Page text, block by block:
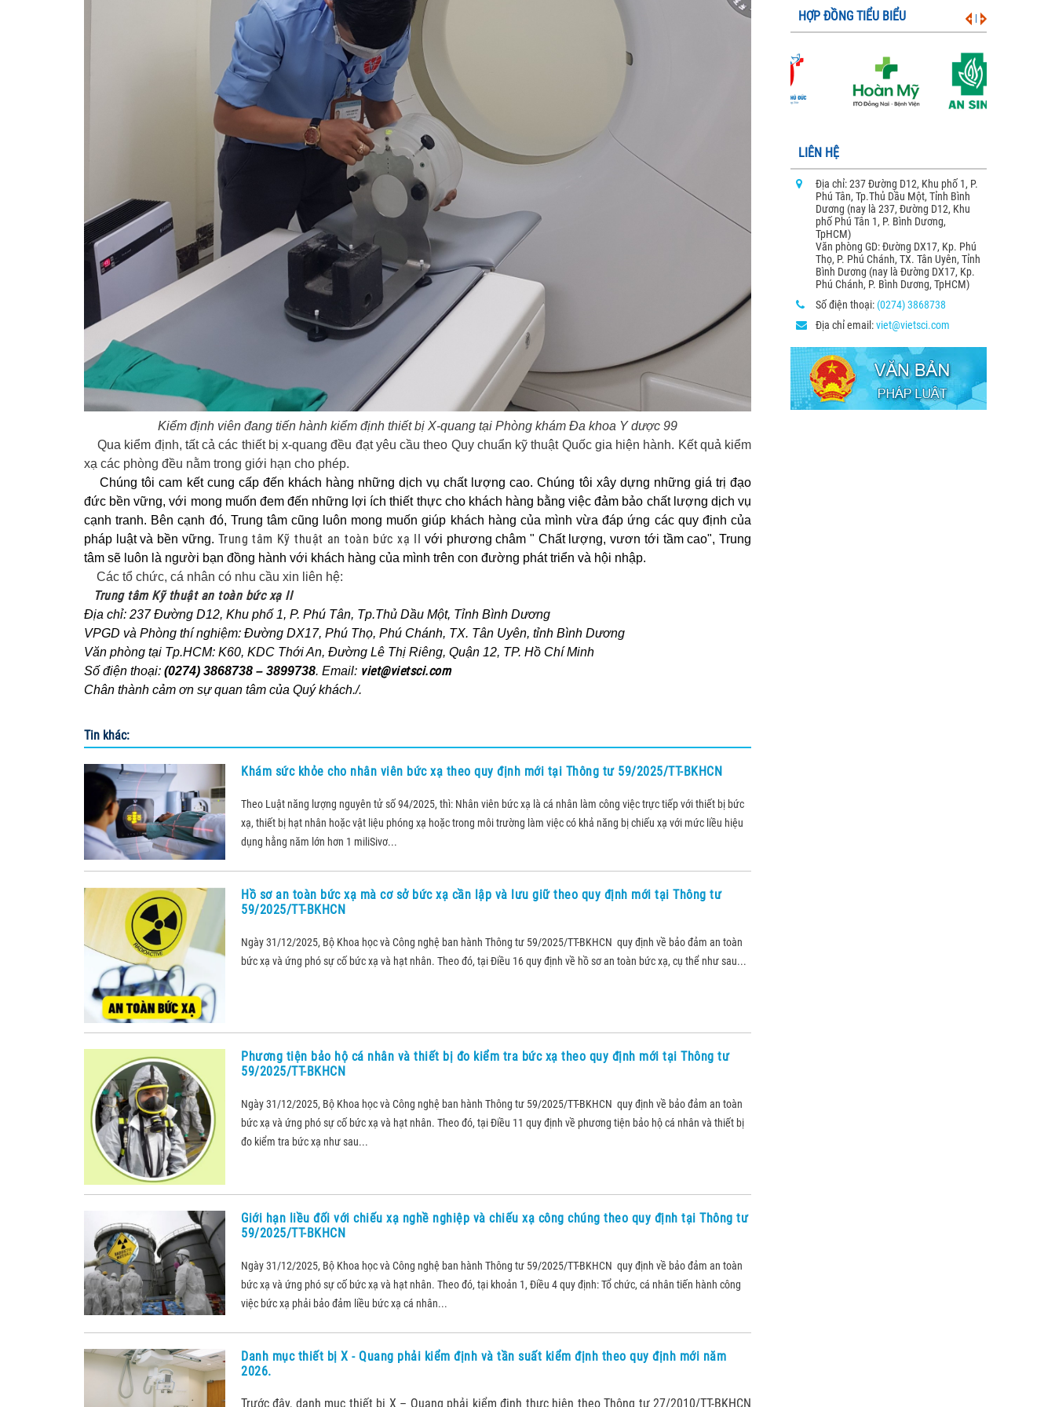
Kiểm định viên đang tiến hành kiểm định thiết bị X-quang tại Phòng khám Đa khoa Y dược 99
Qua kiểm định, tất cả các thiết bị x-quang đều đạt yêu cầu theo Quy chuẩn kỹ thuật Quốc gia hiện hành. Kết quả kiểm
xạ các phòng đều nằm trong giới hạn cho phép.
Chúng tôi cam kết cung cấp đến khách hàng những dịch vụ chất lượng cao. Chúng tôi xây dựng những giá trị đạo
đức bền vững, với mong muốn đem đến những lợi ích thiết thực cho khách hàng bằng việc đảm bảo chất lượng dịch vụ
cạnh tranh. Bên cạnh đó, Trung tâm cũng luôn mong muốn giúp khách hàng của mình vừa đáp ứng các quy định của
pháp luật và bền vững. Trung tâm Kỹ thuật an toàn bức xạ II
với phương châm " Chất lượng, vươn tới tầm cao", Trung
tâm sẽ luôn là người bạn đồng hành với khách hàng của mình trên con đường phát triển và hội nhập.
Các tổ chức, cá nhân có nhu cầu xin liên hệ:
Trung tâm Kỹ thuật an toàn bức xạ II
Địa chỉ: 237 Đường D12, Khu phố 1, P. Phú Tân, Tp.Thủ Dầu Một, Tỉnh Bình Dương
VPGD và Phòng thí nghiệm: Đường DX17, Phú Thọ, Phú Chánh, TX. Tân Uyên, tỉnh Bình Dương
Văn phòng tại Tp.HCM: K60, KDC Thới An, Đường Lê Thị Riêng, Quận 12, TP. Hồ Chí Minh
Số điện thoại: (0274) 3868738 – 3899738. Email: viet@vietsci.com
Chân thành cảm ơn sự quan tâm của Quý khách./.
Tin khác:
Khám sức khỏe cho nhân viên bức xạ theo quy định mới tại Thông tư 59/2025/TT-BKHCN
Theo Luật năng lượng nguyên tử số 94/2025, thì: Nhân viên bức xạ là cá nhân làm công việc trực tiếp với thiết bị bức
xạ, thiết bị hạt nhân hoặc vật liệu phóng xạ hoặc trong môi trường làm việc có khả năng bị chiếu xạ với mức liều hiệu
dụng hằng năm lớn hơn 1 miliSivơ...
Hồ sơ an toàn bức xạ mà cơ sở bức xạ cần lập và lưu giữ theo quy định mới tại Thông tư
59/2025/TT-BKHCN
Ngày 31/12/2025, Bộ Khoa học và Công nghệ ban hành Thông tư 59/2025/TT-BKHCN quy định về bảo đảm an toàn
bức xạ và ứng phó sự cố bức xạ và hạt nhân. Theo đó, tại Điều 16 quy định về hồ sơ an toàn bức xạ, cụ thể như sau...
Phương tiện bảo hộ cá nhân và thiết bị đo kiểm tra bức xạ theo quy định mới tại Thông tư
59/2025/TT-BKHCN
Ngày 31/12/2025, Bộ Khoa học và Công nghệ ban hành Thông tư 59/2025/TT-BKHCN quy định về bảo đảm an toàn
bức xạ và ứng phó sự cố bức xạ và hạt nhân. Theo đó, tại Điều 11 quy định về phương tiện bảo hộ cá nhân và thiết bị
đo kiểm tra bức xạ như sau...
Giới hạn liều đối với chiếu xạ nghề nghiệp và chiếu xạ công chúng theo quy định tại Thông tư
59/2025/TT-BKHCN
Ngày 31/12/2025, Bộ Khoa học và Công nghệ ban hành Thông tư 59/2025/TT-BKHCN quy định về bảo đảm an toàn
bức xạ và ứng phó sự cố bức xạ và hạt nhân. Theo đó, tại khoản 1, Điều 4 quy định: Tổ chức, cá nhân tiến hành công
việc bức xạ phải bảo đảm liều bức xạ cá nhân...
Danh mục thiết bị X - Quang phải kiểm định và tần suất kiểm định theo quy định mới năm
2026.
Trước đây, danh mục thiết bị X – Quang phải kiểm định thực hiện theo Thông tư 27/2010/TT-BKHCN
HỢP ĐỒNG TIỂU BIỂU
LIÊN HỆ
Địa chỉ: 237 Đường D12, Khu phố 1, P.
Phú Tân, Tp.Thủ Dầu Một, Tỉnh Bình
Dương (nay là 237, Đường D12, Khu
phố Phú Tân 1, P. Bình Dương,
TpHCM)
Văn phòng GD: Đường DX17, Kp. Phú
Thọ, P. Phú Chánh, TX. Tân Uyên, Tỉnh
Bình Dương (nay là Đường DX17, Kp.
Phú Chánh, P. Bình Dương, TpHCM)
Số điện thoại: (0274) 3868738
Địa chỉ email:viet@vietsci.com